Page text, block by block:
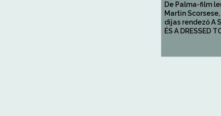
De Palma-film
Martin
díjas rendező A
ÉS A DRESSED